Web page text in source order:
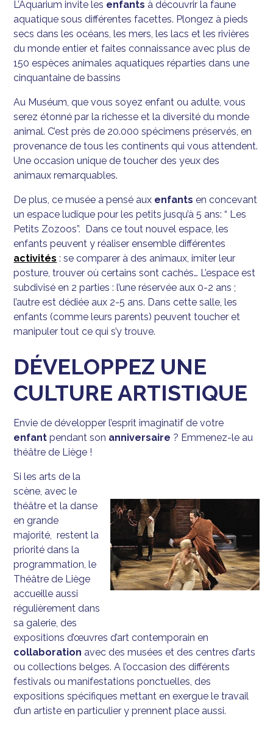
L’Aquarium invite les enfants à découvrir la faune
aquatique sous différentes facettes. Plongez à pieds
secs dans les océans, les mers, les lacs et les rivières
du monde entier et faites connaissance avec plus de
150 espèces animales aquatiques réparties dans une
cinquantaine de bassins
Au Muséum, que vous soyez enfant ou adulte, vous
serez étonné par la richesse et la diversité du monde
animal. C’est près de 20.000 spécimens préservés, en
provenance de tous les continents qui vous attendent.
Une occasion unique de toucher des yeux des
animaux remarquables.
De plus, ce musée a pensé aux enfants en concevant
un espace ludique pour les petits jusqu’à 5 ans: “ Les
Petits Zozoos”. Dans ce tout nouvel espace, les
enfants peuvent y réaliser ensemble différentes
activités : se comparer à des animaux, imiter leur
posture, trouver où certains sont cachés… L’espace est
subdivisé en 2 parties : l’une réservée aux 0-2 ans ;
l’autre est dédiée aux 2-5 ans. Dans cette salle, les
enfants (comme leurs parents) peuvent toucher et
manipuler tout ce qui s’y trouve.
DÉVELOPPEZ UNE
CULTURE ARTISTIQUE
Envie de développer l’esprit imaginatif de votre
enfantpendant son anniversaire ? Emmenez-le au
théâtre de Liège !
Si les arts de la
scène, avec le
théâtre et la danse
en grande
majorité, restent la
priorité dans la
programmation, le
Théâtre de Liège
accueille aussi
régulièrement dans
sa galerie, des
expositions d’œuvres d’art contemporain en
collaboration avec des musées et des centres d’arts
ou collections belges. A l’occasion des différents
festivals ou manifestations ponctuelles, des
expositions spécifiques mettant en exergue le travail
d’un artiste en particulier y prennent place aussi.